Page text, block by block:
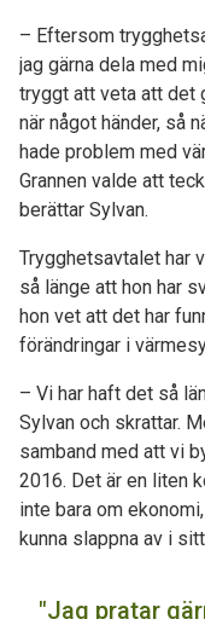
– Eftersom
jag gärna dela med
tryggt att veta att det
när något händer, så
hade problem med
Grannen valde att
berättar Sylvan.
Trygghetsavtalet har
så länge att hon har
hon vet att det har
förändringar i
– Vi har haft det så
Sylvan och skrattar.
samband med att vi
2016. Det är en liten
inte bara om
kunna slappna av i
"Jag pratar